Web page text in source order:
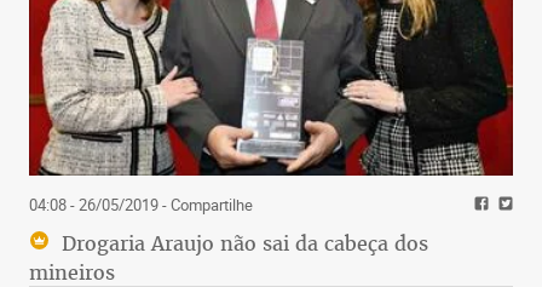
04:08 - 26/05/2019- Compartilhe
Drogaria Araujo não sai da cabeça dos
mineiros